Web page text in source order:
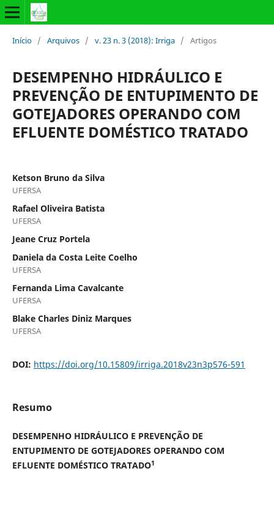
Início / Arquivos / v. 23 n. 3 (2018): Irriga / Artigos
DESEMPENHO HIDRÁULICO E
PREVENÇÃO DE ENTUPIMENTO DE
GOTEJADORES OPERANDO COM
EFLUENTE DOMÉSTICO TRATADO
Ketson Bruno da Silva
UFERSA
Rafael Oliveira Batista
UFERSA
Jeane Cruz Portela
Daniela da Costa Leite Coelho
UFERSA
Fernanda Lima Cavalcante
UFERSA
Blake Charles Diniz Marques
UFERSA
DOI: https://doi.org/10.15809/irriga.2018v23n3p576-591
Resumo
DESEMPENHO HIDRÁULICO E PREVENÇÃO DE
ENTUPIMENTO DE GOTEJADORES OPERANDO COM
EFLUENTE DOMÉSTICO TRATADO1